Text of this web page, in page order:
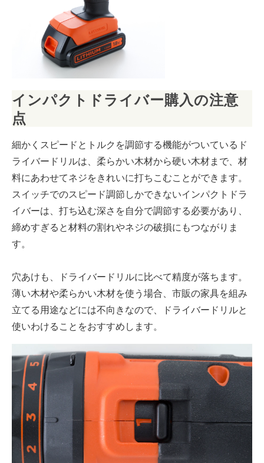
インパクトドライバー購入の注意
点
細かくスピードとトルクを調節する機能がついているド
ライバードリルは、柔らかい木材から硬い木材まで、材
料にあわせてネジをきれいに打ちこむことができます。
スイッチでのスピード調節しかできないインパクトドラ
イバーは、打ち込む深さを自分で調節する必要があり、
締めすぎると材料の割れやネジの破損にもつながりま
す。
穴あけも、ドライバードリルに比べて精度が落ちます。
薄い木材や柔らかい木材を使う場合、市販の家具を組み
立てる用途などには不向きなので、ドライバードリルと
使いわけることをおすすめします。